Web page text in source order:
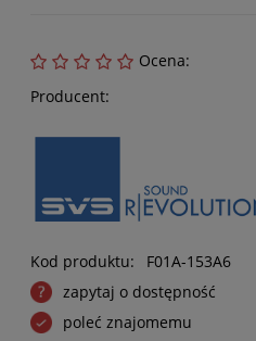
Ocena:
Producent:
Kod produktu:
F01A-153A6
zapytaj o dostępność
poleć znajomemu